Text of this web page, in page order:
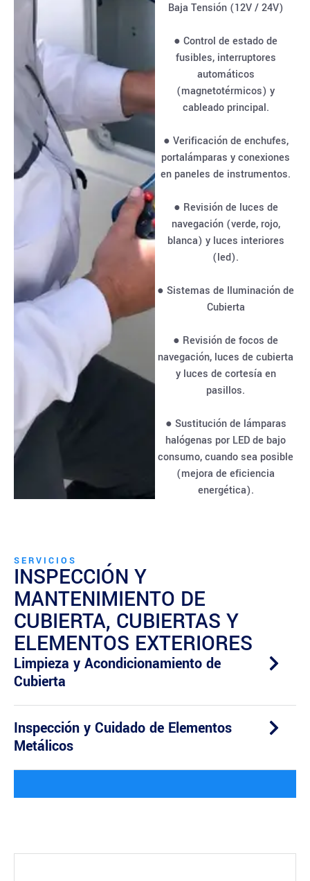
Baja Tensión (12V / 24V)
● Control de estado de
fusibles, interruptores
automáticos
(magnetotérmicos) y
cableado principal.
● Verificación de enchufes,
portalámparas y conexiones
en paneles de instrumentos.
● Revisión de luces de
navegación (verde, rojo,
blanca) y luces interiores
(led).
● Sistemas de Iluminación de
Cubierta
● Revisión de focos de
navegación, luces de cubierta
y luces de cortesía en
pasillos.
● Sustitución de lámparas
halógenas por LED de bajo
consumo, cuando sea posible
(mejora de eficiencia
energética).
SERVICIOS
INSPECCIÓN Y
MANTENIMIENTO DE
CUBIERTA, CUBIERTAS Y
ELEMENTOS EXTERIORES
Limpieza y Acondicionamiento de
Cubierta
Inspección y Cuidado de Elementos
Metálicos